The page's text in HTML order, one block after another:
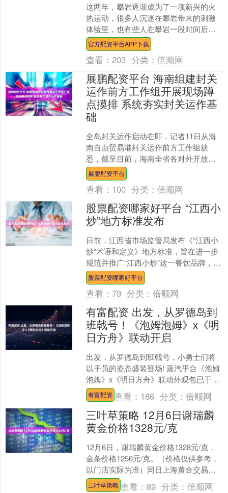
这两年，攀岩逐渐成为了一项新兴的火
热运动，很多人沉迷在攀岩带来的刺激
体验里，也有些人在攀岩一段时间后，
惊喜地发现在本该结束发育的年纪竟然
长高了！ 图片来源于网络....
官方配资平台APP下载
查看：203 分类：倍顺网
展鹏配资平台 海南组建封关
运作前方工作组开展现场蹲
点摸排 系统夯实封关运作基
础
全岛封关运作启动在即，记者11日从海
南自由贸易港封关运作前方工作组获
悉，截至目前，海南全省各对外开放口
岸、“二线口岸”总体运行稳定，设施设
备、信息系统处于热备状....
展鹏配资平台
查看： 100 分类：倍顺网
股票配资哪家好平台 “江西小
炒”地方标准发布
日前，江西省市场监管局发布《“江西小
炒”术语和定义》地方标准，旨在进一步
规范并推广“江西小炒”这一餐饮品牌，提
升其在全国范围内的认知度与影响力，
为消费者和行业提....
股票配资哪家好平台
查看：79 分类：倍顺网
有富配资 出发，从罗德岛到
班戟号！《泡姆泡姆》x《明
日方舟》联动开启
出发，从罗德岛到班戟号，小勇士们将
以干员的姿态盛装登场! 蒸汽平台《泡姆
泡姆》x《明日方舟》联动外观包已于
【12月4日 11:00 (UTC+8) 】上架!购买....
有富配资 查看： 186 分类：倍顺网
三叶草策略 12月6日谢瑞麟
黄金价格1328元/克
12月6日，谢瑞麟黄金价格1328元/克，
金条价格1256元/克。（价格仅供参考，
以门店实际为准）同日上海黄金交易所
现货黄金AU9999最新价为955.0元/克....
三叶草策略 查看：89 分类：倍顺网